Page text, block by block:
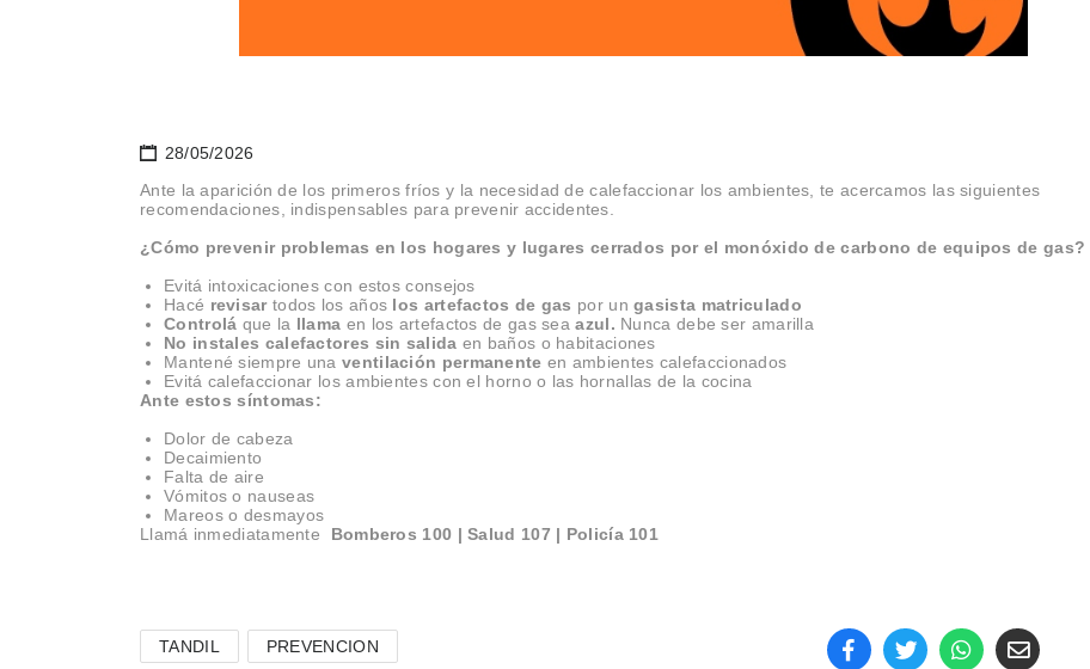
28/05/2026
Ante la aparición de los primeros fríos y la necesidad de calefaccionar los ambientes, te acercamos las siguientes
recomendaciones, indispensables para prevenir accidentes.
¿Cómo prevenir problemas en los hogares y lugares cerrados por el monóxido de carbono de equipos de gas?
Evitá intoxicaciones con estos consejos
Hacé revisartodos los años los artefactos de gas por ungasista matriculado
Controlá que la llama en los artefactos de gas seaazul. Nunca debe ser amarilla
No instales calefactores sin salida en baños o habitaciones
Mantené siempre una ventilación permanente en ambientes calefaccionados
Evitá calefaccionar los ambientes con el horno o las hornallas de la cocina
Ante estos síntomas:
Dolor de cabeza
Decaimiento
Falta de aire
Vómitos o nauseas
Mareos o desmayos
Llamá inmediatamente Bomberos 100 | Salud 107 | Policía 101
TANDIL PREVENCION